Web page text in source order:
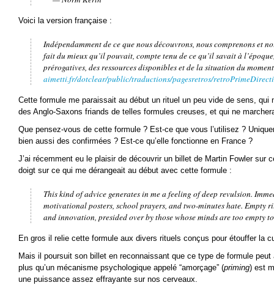
Voici la version française :
Indépendamment de ce que nous découvrons, nous comprenons et
fait du mieux qu’il pouvait, compte tenu de ce qu’il savait à
prérogatives, des ressources disponibles et de la situation du
aimetti.fr/dotclear/public/traductions/pagesretros/
Cette formule me paraissait au début un rituel un peu vide de sens, qui
des Anglo-Saxons friands de telles formules creuses, et qui ne
Que pensez-vous de cette formule ? Est-ce que vous l’utilisez ?
bien aussi des confirmées ? Est-ce qu’elle fonctionne en France ?
J’ai récemment eu le plaisir de découvrir un billet de Martin Fowler sur
doigt sur ce qui me dérangeait au début avec cette formule :
This kind of advice generates in me a feeling of deep revulsion.
motivational posters, school prayers, and two-minutes hate. Empty
and innovation, presided over by those whose minds are too empty
En gros il relie cette formule aux divers rituels conçus pour étouffer la
Mais il poursuit son billet en reconnaissant que ce type de formule peut
plus qu’un mécanisme psychologique appelé “amorçage” (priming) est
une puissance assez effrayante sur nos cerveaux.